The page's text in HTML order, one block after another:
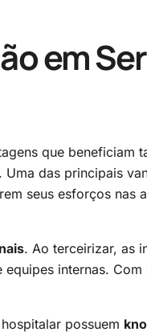
em
que beneficiam
das principais
seus esforços nas
. Ao terceirizar, as
internas. Com
possuem